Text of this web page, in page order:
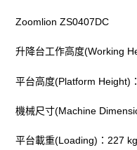
Zoomlion ZS0407DC
升降台工作高度(Working
平台高度(Platform Height)
機械尺寸(Machine
平台載重(Loading)：227 kg